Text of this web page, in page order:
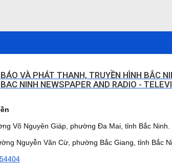
BÁO VÀ PHÁT THANH, TRUYỀN HÌNH BẮC
BAC NINH NEWSPAPER AND RADIO -
Võ Nguyên Giáp, phường Đa Mai, tỉnh Bắc Ninh.
Văn Cừ, phường Bắc Giang, tỉnh Bắc